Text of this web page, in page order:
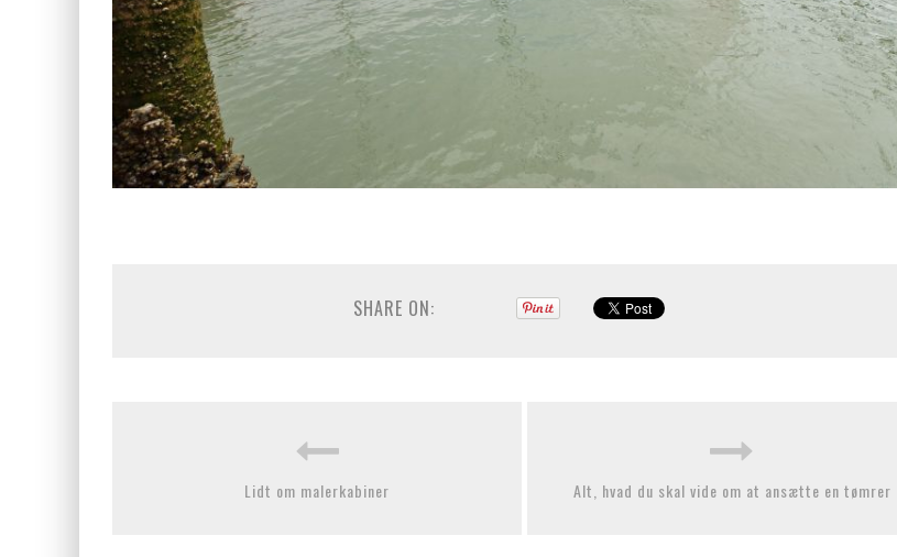
SHARE ON:
Lidt om malerkabiner Alt, hvad du skal vide om at ansætte en tømrer